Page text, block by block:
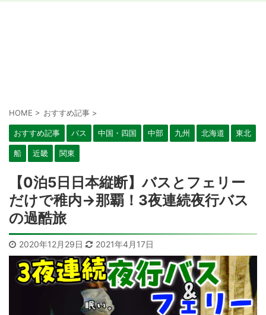
HOME > おすすめ記事 >
おすすめ記事 バス 中国・四国 中部 九州 北海道 東北
船 近畿 関東
【0泊5日日本縦断】バスとフェリー
だけで稚内→那覇！3夜連続夜行バス
の過酷旅
2020年12月29日 2021年4月17日